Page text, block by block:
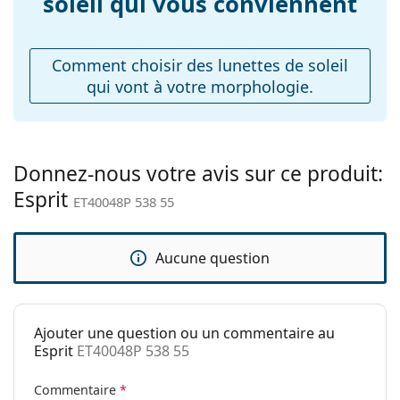
varier.
l'entretien des lunettes de soleil. Certains modèles
peuvent être livrés avec un sac en tissu au lieu d'un
Explorez la gamme complète delunettes de soleilpour
Poids:
215 g
ajustables:
ressort:
Non
Étui:
Oui
Tissu de
nettoyage:
Oui
Catégorie:
Lunettes de soleil
Marque:
Esprit
Utilisation:
Code:
Comment choisir des lunettes de soleil
qui vont à votre morphologie.
Donnez-nous votre avis sur ce produit:
Esprit ET40048P 538 55
Aucune question
Ajouter une question ou un commentaire au
Esprit ET40048P 538 55
Commentaire *